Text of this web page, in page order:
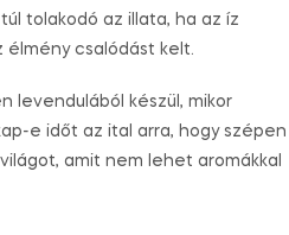
tolakodó az illata, ha az íz
élmény csalódást kelt.
levendulából készül, mikor
e időt az ital arra, hogy szépen
amit nem lehet aromákkal